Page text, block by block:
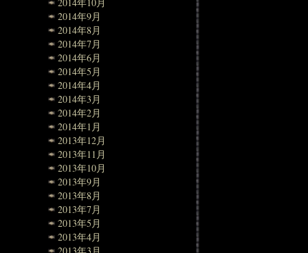
2014年9月
2014年8月
2014年7月
2014年6月
2014年5月
2014年4月
2014年3月
2014年2月
2014年1月
2013年12月
2013年11月
2013年10月
2013年9月
2013年8月
2013年7月
2013年5月
2013年4月